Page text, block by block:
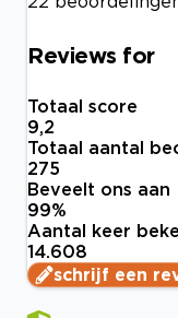
Reviews for
Totaal score
9,2
Totaal aantal
275
Beveelt ons aan
99%
Aantal keer
14.608
schrijf een